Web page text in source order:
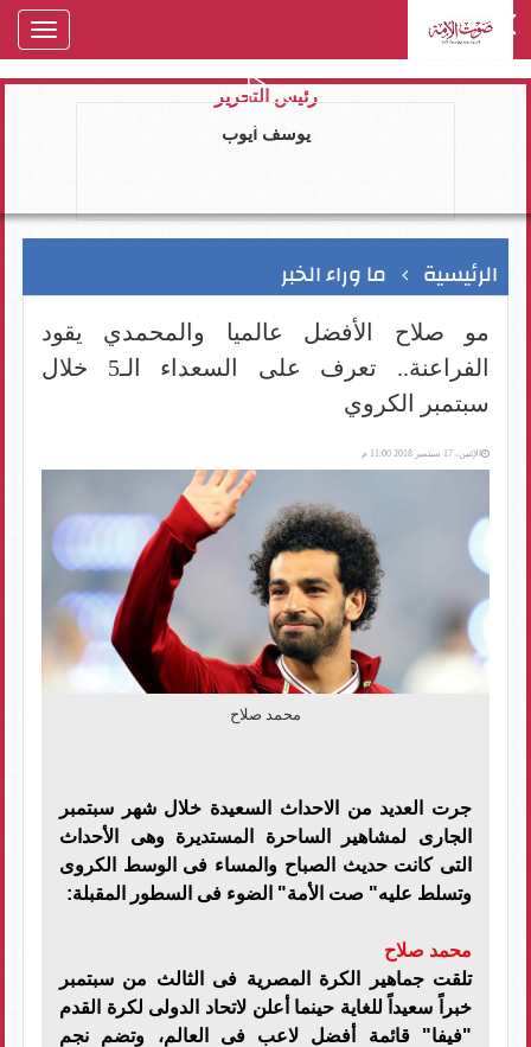
رئيس التحرير
يوسف ايوب
الرئيسية ما وراء الخبر
مو صلاح الأفضل عالميا والمحمدي يقود
الفراعنة.. تعرف على السعداء الـ5 خلال
سبتمبر الكروي
الإثنين، 17 سبتمبر 2018 11:00 م
محمد صلاح
جرت العديد من الاحداث السعيدة خلال شهر سبتمبر
الجارى لمشاهير الساحرة المستديرة وهى الأحداث
التى كانت حديث الصباح والمساء فى الوسط الكروى
وتسلط عليه" صت الأمة" الضوء فى السطور المقبلة:
محمد صلاح
تلقت جماهير الكرة المصرية فى الثالث من سبتمبر
خبراً سعيداً للغاية حينما أعلن لاتحاد الدولى لكرة القدم
"فيفا" قائمة أفضل لاعب فى العالم، وتضم نجم